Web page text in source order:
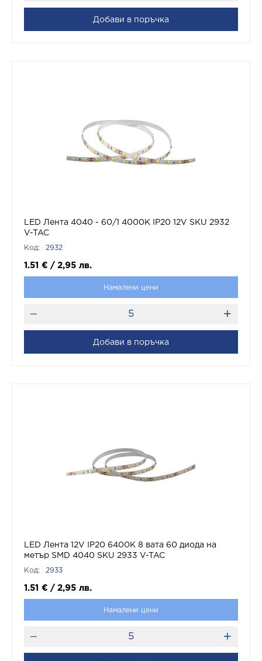
Добави в поръчка
LED Лента 4040 - 60/1 4000K IP20 12V SKU 2932
V-TAC
Код: 2932
1.51 € / 2,95 лв.
Намалени цени
Добави в поръчка
LED Лента 12V IP20 6400K 8 вата 60 диода на
метър SMD 4040 SKU 2933 V-TAC
Код: 2933
1.51 € / 2,95 лв.
Намалени цени